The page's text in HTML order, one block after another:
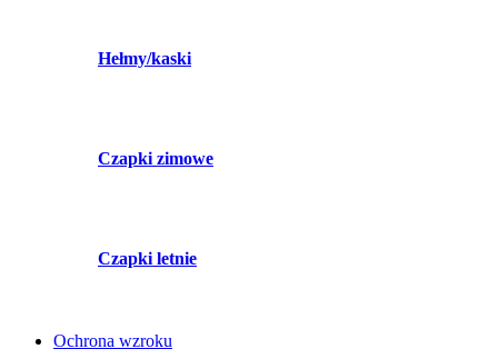
Hełmy/kaski
Czapki zimowe
Czapki letnie
Ochrona wzroku